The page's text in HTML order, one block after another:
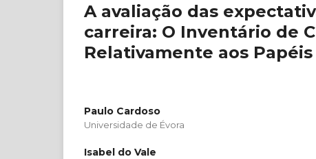
A avaliação das
carreira: O Inventário de
Relativamente aos
Paulo Cardoso
Universidade de Évora
Isabel do Vale